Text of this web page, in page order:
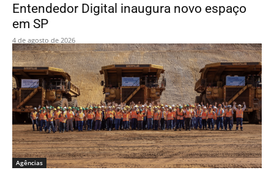
Entendedor Digital inaugura novo espaço
em SP
4 de agosto de 2026
Agências